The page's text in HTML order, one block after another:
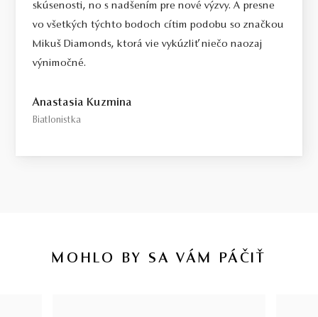
skúsenosti, no s nadšením pre nové výzvy. A presne
vo všetkých týchto bodoch cítim podobu so značkou
Mikuš Diamonds, ktorá vie vykúzliť niečo naozaj
výnimočné.
Anastasia Kuzmina
Biatlonistka
MOHLO BY SA VÁM PÁČIŤ